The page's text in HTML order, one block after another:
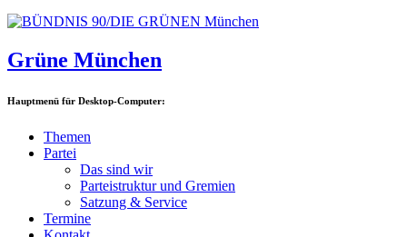
Grüne München
Hauptmenü für Desktop-Computer:
Themen
Partei
Das sind wir
Parteistruktur und Gremien
Satzung & Service
Termine